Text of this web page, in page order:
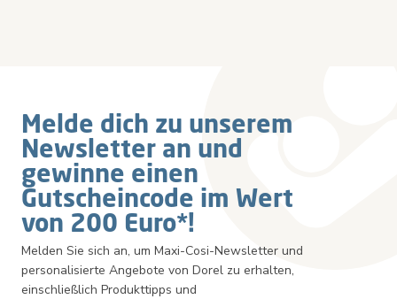
Melde dich zu unserem
Newsletter an und
gewinne einen
Gutscheincode im Wert
von 200 Euro*!
Melden Sie sich an, um Maxi-Cosi-Newsletter und
personalisierte Angebote von Dorel zu erhalten,
einschließlich Produkttipps und